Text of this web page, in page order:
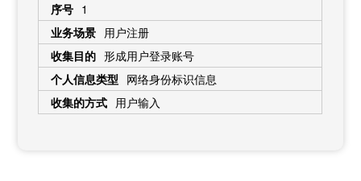
1
用户注册
形成用户登录账号
网络身份标识信息
用户输入